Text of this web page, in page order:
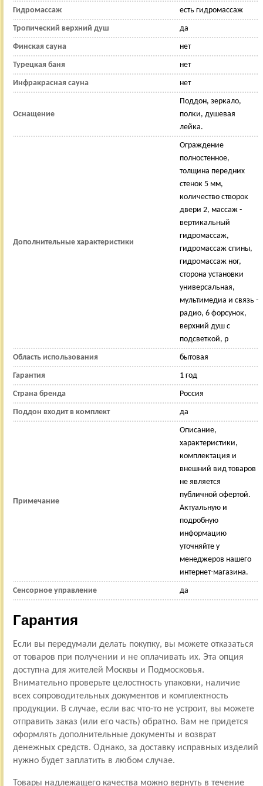
Гидромассаж есть гидромассаж
Тропический верхний душ да
Финская сауна нет
Турецкая баня нет
Инфракрасная сауна нет
Оснащение
Поддон, зеркало,
полки, душевая
лейка.
Дополнительные характеристики
Ограждение
полностенное,
толщина передних
стенок 5 мм,
количество створок
двери 2, массаж -
вертикальный
гидромассаж,
гидромассаж спины,
гидромассаж ног,
сторона установки
универсальная,
мультимедиа и связь -
радио, 6 форсунок,
верхний душ с
подсветкой, р
Область использования бытовая
Гарантия 1 год
Страна бренда Россия
Поддон входит в комплект да
Примечание
Описание,
характеристики,
комплектация и
внешний вид товаров
не является
публичной офертой.
Актуальную и
подробную
информацию
уточняйте у
менеджеров нашего
интернет-магазина.
Сенсорное управление да
Гарантия
Если вы передумали делать покупку, вы можете отказаться
от товаров при получении и не оплачивать их. Эта опция
доступна для жителей Москвы и Подмосковья.
Внимательно проверьте целостность упаковки, наличие
всех сопроводительных документов и комплектность
продукции. В случае, если вас что-то не устроит, вы можете
отправить заказ (или его часть) обратно. Вам не придется
оформлять дополнительные документы и возврат
денежных средств. Однако, за доставку исправных изделий
нужно будет заплатить в любом случае.
Товары надлежащего качества можно вернуть в течение